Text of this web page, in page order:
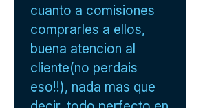
cuanto a comisiones
comprarles a ellos,
buena atencion al
cliente(no perdais
eso!!), nada mas que